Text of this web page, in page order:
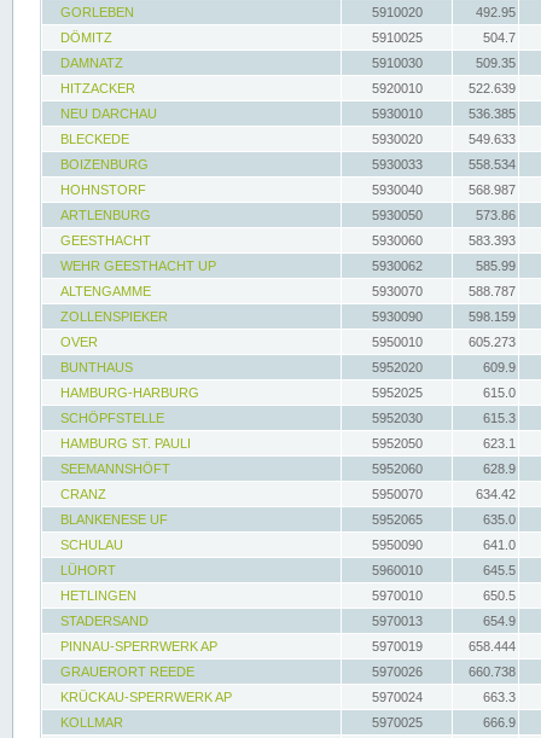
GORLEBEN
5910020
492.95
DÖMITZ
5910025
504.7
DAMNATZ
5910030
509.35
HITZACKER
5920010
522.639
NEU DARCHAU
5930010
536.385
BLECKEDE
5930020
549.633
BOIZENBURG
5930033
558.534
HOHNSTORF
5930040
568.987
ARTLENBURG
5930050
573.86
GEESTHACHT
5930060
583.393
WEHR GEESTHACHT UP
5930062
585.99
ALTENGAMME
5930070
588.787
ZOLLENSPIEKER
5930090
598.159
OVER
5950010
605.273
BUNTHAUS
5952020
609.9
HAMBURG-HARBURG
5952025
615.0
SCHÖPFSTELLE
5952030
615.3
HAMBURG ST. PAULI
5952050
623.1
SEEMANNSHÖFT
5952060
628.9
CRANZ
5950070
634.42
BLANKENESE UF
5952065
635.0
SCHULAU
5950090
641.0
LÜHORT
5960010
645.5
HETLINGEN
5970010
650.5
STADERSAND
5970013
654.9
PINNAU-SPERRWERK AP
5970019
658.444
GRAUERORT REEDE
5970026
660.738
KRÜCKAU-SPERRWERK AP
5970024
663.3
KOLLMAR
5970025
666.9